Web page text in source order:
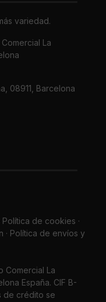
variedad.
La
08911, Barcelona
Política de cookies ·
· Política de envíos y
Comercial La
España. CIF B-
de crédito se